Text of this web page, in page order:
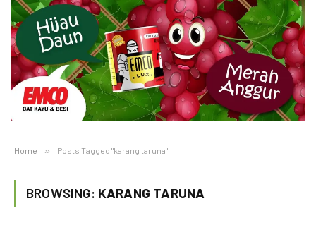
Home » Posts Tagged "karang taruna"
BROWSING: KARANG TARUNA